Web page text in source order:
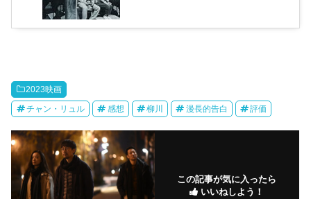
2023映画
チャン・リュル 感想 柳川 漫長的告白 評価
この記事が気に入ったら
いいねしよう！